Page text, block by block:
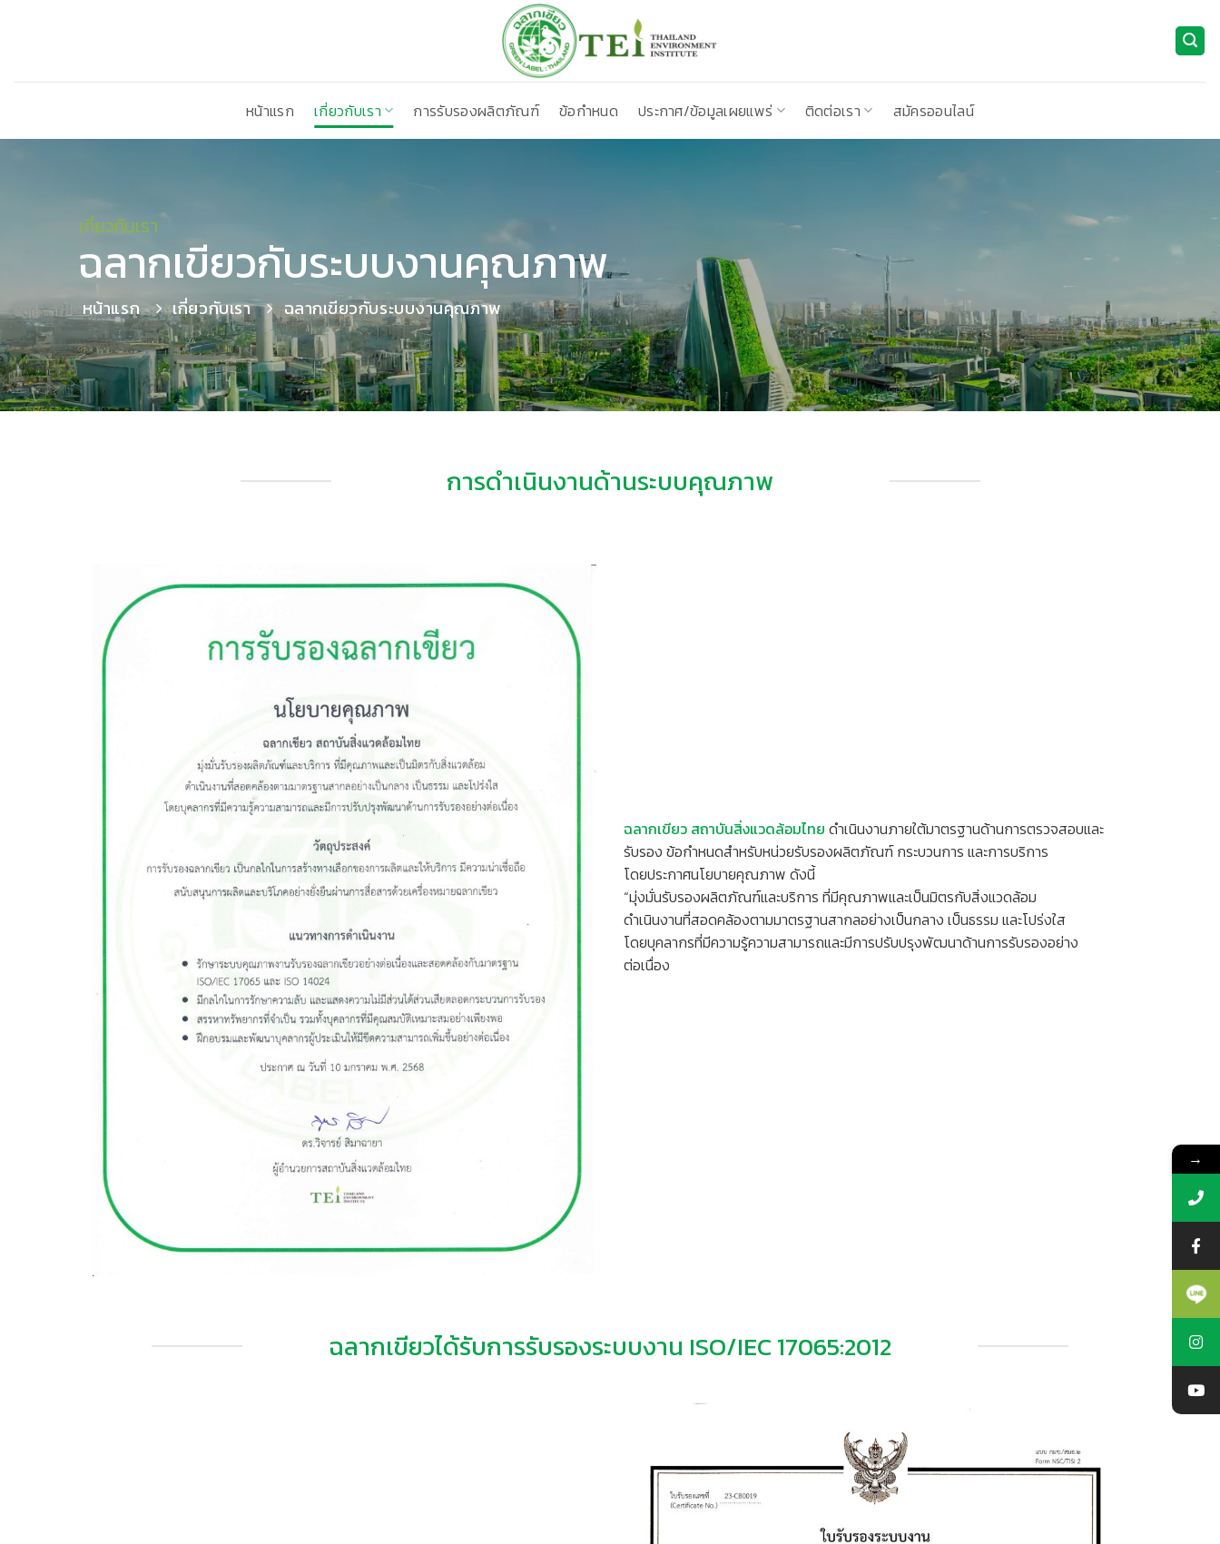
หน้าแรก
เกี่ยวกับเรา การรับรองผลิตภัณฑ์ ข้อกำหนด ประกาศ/ข้อมูลเผยแพร่ ติดต่อเรา สมัครออนไลน์
ฉลากเขียวกับระบบงานคุณภาพ
เกี่ยวกับเรา
หน้าแรก เกี่ยวกับเรา ฉลากเขียวกับระบบงานคุณภาพ
การดำเนินงานด้านระบบคุณภาพ
ฉลากเขียว สถาบันสิ่งแวดล้อมไทย ดำเนินงานภายใต้มาตรฐานด้านการตรวจสอบและ
รับรอง ข้อกำหนดสำหรับหน่วยรับรองผลิตภัณฑ์ กระบวนการ และการบริการ
โดยประกาศนโยบายคุณภาพ ดังนี้
“มุ่งมั่นรับรองผลิตภัณฑ์และบริการ ที่มีคุณภาพและเป็นมิตรกับสิ่งแวดล้อม
ดำเนินงานที่สอดคล้องตามมาตรฐานสากลอย่างเป็นกลาง เป็นธรรม และโปร่งใส
โดยบุคลากรที่มีความรู้ความสามารถและมีการปรับปรุงพัฒนาด้านการรับรองอย่าง
ต่อเนื่อง
ฉลากเขียวได้รับการรับรองระบบงาน ISO/IEC 17065:2012
→